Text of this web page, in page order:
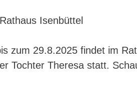
zum 29.8.2025 findet im
Tochter Theresa statt.